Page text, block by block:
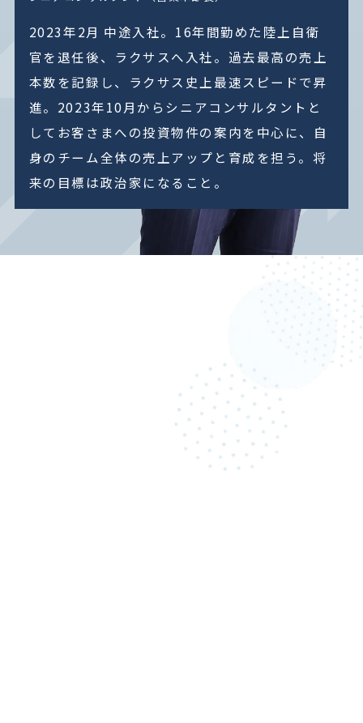
2023年2月 中途入社。16年間勤めた陸上自衛
官を退任後、ラクサスへ入社。過去最高の売上
本数を記録し、ラクサス史上最速スピードで昇
進。2023年10月からシニアコンサルタントと
してお客さまへの投資物件の案内を中心に、自
身のチーム全体の売上アップと育成を担う。将
来の目標は政治家になること。